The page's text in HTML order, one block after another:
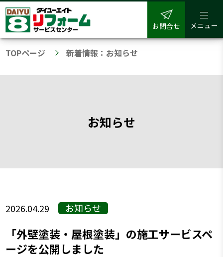
お問合せ メニュー
TOPページ 新着情報：お知らせ
お知らせ
2026.04.29 お知らせ
「外壁塗装・屋根塗装」の施工サービスペ
ージを公開しました